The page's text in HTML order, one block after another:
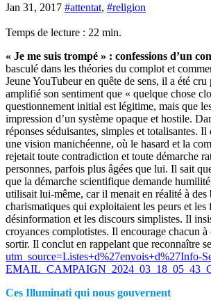
Jan 31, 2017 #attentat, #religion
Temps de lecture : 22 min.
« Je me suis trompé » : confessions d’un
basculé dans les théories du complot et
Jeune YouTubeur en quête de sens, il a été
amplifié son sentiment que « quelque chose
questionnement initial est légitime, mais que
impression d’un système opaque et hostile.
réponses séduisantes, simples et totalisantes.
une vision manichéenne, où le hasard et la
rejetait toute contradiction et toute démarche
personnes, parfois plus âgées que lui. Il sait
que la démarche scientifique demande
utilisait lui-même, car il menait en réalité à
charismatiques qui exploitaient les peurs et
désinformation et les discours simplistes. Il
croyances complotistes. Il encourage chacun
sortir. Il conclut en rappelant que reconnaître
utm_source=Listes+d%27envois+d%27Info-
Ces Illuminati qui nous gouvernent